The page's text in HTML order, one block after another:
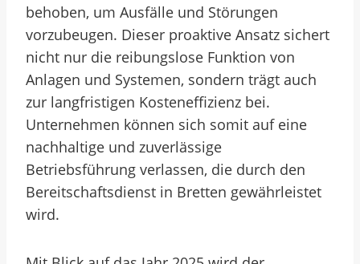
behoben, um Ausfälle und Störungen
vorzubeugen. Dieser proaktive Ansatz sichert
nicht nur die reibungslose Funktion von
Anlagen und Systemen, sondern trägt auch
zur langfristigen Kosteneffizienz bei.
Unternehmen können sich somit auf eine
nachhaltige und zuverlässige
Betriebsführung verlassen, die durch den
Bereitschaftsdienst in Bretten gewährleistet
wird.